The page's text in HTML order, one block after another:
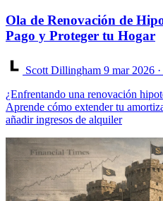
Ola de Renovación de
Pago y Proteger tu Hogar
Scott Dillingham 9 mar 2026
¿Enfrentando una renovación
Aprende cómo extender tu
añadir ingresos de alquiler